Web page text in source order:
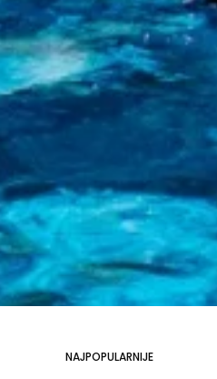
NAJPOPULARNIJE